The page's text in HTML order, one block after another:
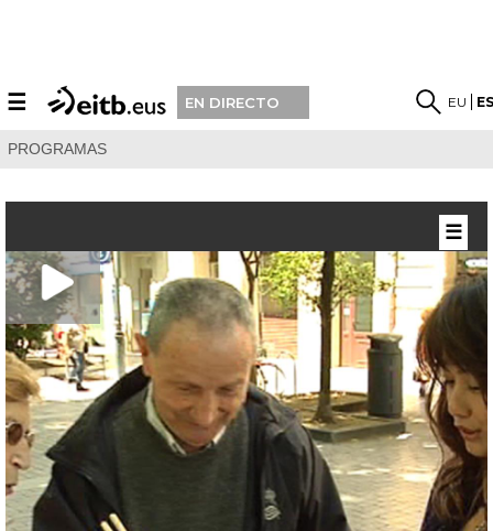
☰ EN DIRECTO EU
PROGRAMAS
☰